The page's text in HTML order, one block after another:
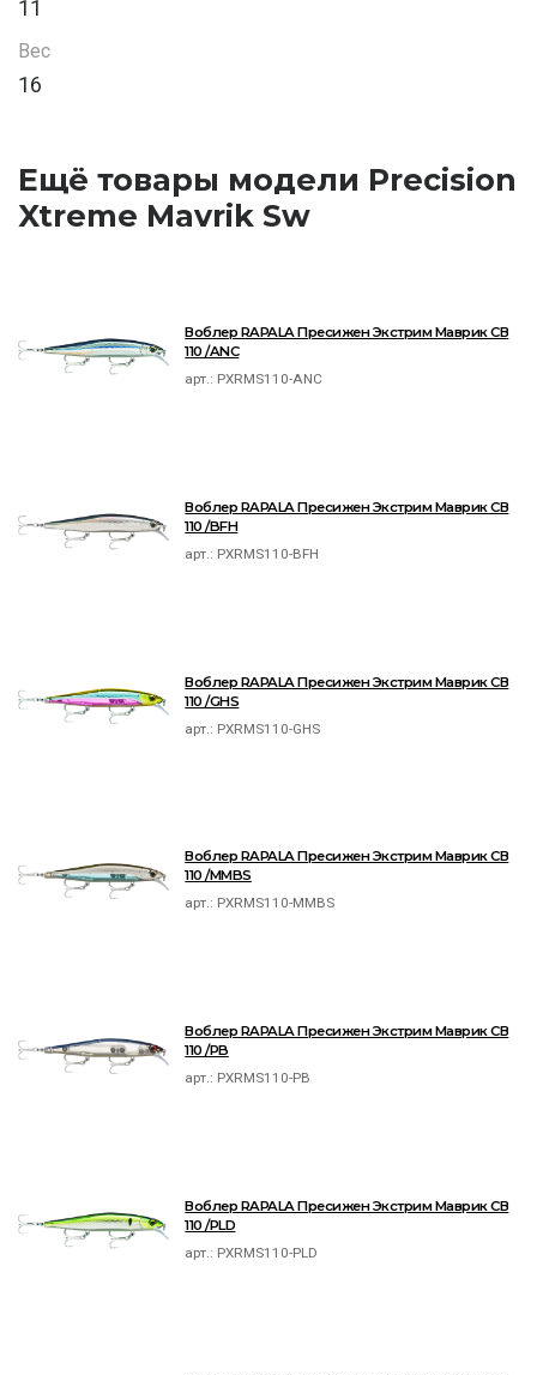
11
Вес
16
Ещё товары модели Precision
Xtreme Mavrik Sw
Воблер RAPALA Пресижен Экстрим Маврик СВ
110 /ANC
арт.: PXRMS110-ANC
Воблер RAPALA Пресижен Экстрим Маврик СВ
110 /BFH
арт.: PXRMS110-BFH
Воблер RAPALA Пресижен Экстрим Маврик СВ
110 /GHS
арт.: PXRMS110-GHS
Воблер RAPALA Пресижен Экстрим Маврик СВ
110 /MMBS
арт.: PXRMS110-MMBS
Воблер RAPALA Пресижен Экстрим Маврик СВ
110 /PB
арт.: PXRMS110-PB
Воблер RAPALA Пресижен Экстрим Маврик СВ
110 /PLD
арт.: PXRMS110-PLD